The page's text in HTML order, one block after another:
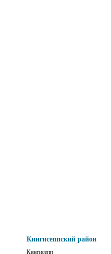
Кингисеппский район
Кингисепп